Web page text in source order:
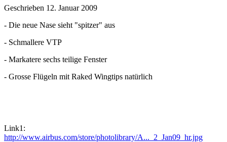
Geschrieben 12. Januar 2009
- Die neue Nase sieht "spitzer" aus
- Schmallere VTP
- Markatere sechs teilige Fenster
- Grosse Flügeln mit Raked Wingtips natürlich
Link1:
http://www.airbus.com/store/photolibrary/A..._2_Jan09_hr.jpg